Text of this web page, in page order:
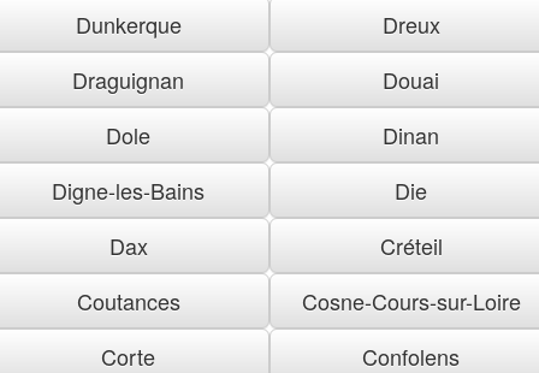
Dunkerque
Dreux
Draguignan
Douai
Dole
Dinan
Digne-les-Bains
Die
Dax
Créteil
Coutances
Cosne-Cours-sur-Loire
Corte
Confolens